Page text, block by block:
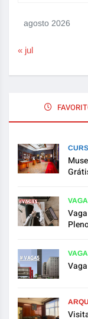
agosto 2026
« jul